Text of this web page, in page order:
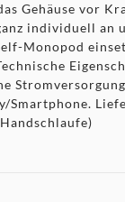
Gehäuse vor
individuell an
Monopod
Smartphone.